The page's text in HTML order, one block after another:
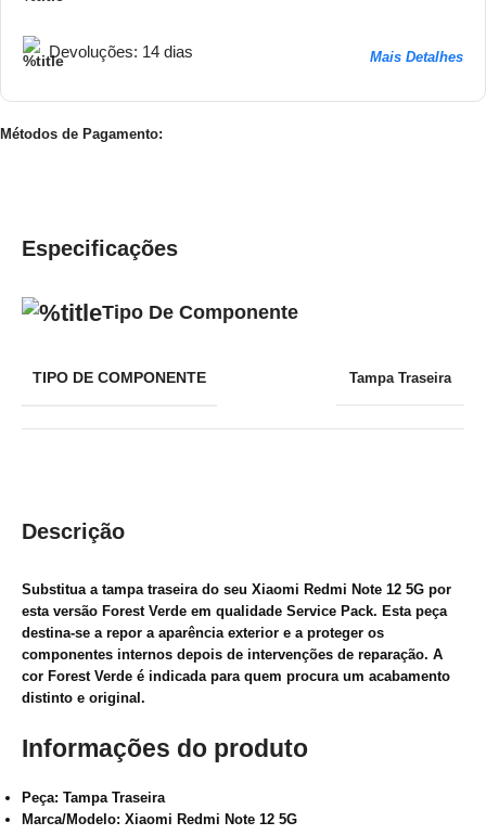
Devoluções: 14 dias Mais Detalhes
Métodos de Pagamento:
Descrição
Substitua a tampa traseira do seu Xiaomi Redmi Note 12 5G por
esta versão Forest Verde em qualidade Service Pack. Esta peça
destina-se a repor a aparência exterior e a proteger os
componentes internos depois de intervenções de reparação. A
cor Forest Verde é indicada para quem procura um acabamento
distinto e original.
Informações do produto
Peça: Tampa Traseira
Marca/Modelo: Xiaomi Redmi Note 12 5G
Especificações
Tipo De Componente
TIPO DE COMPONENTE Tampa Traseira